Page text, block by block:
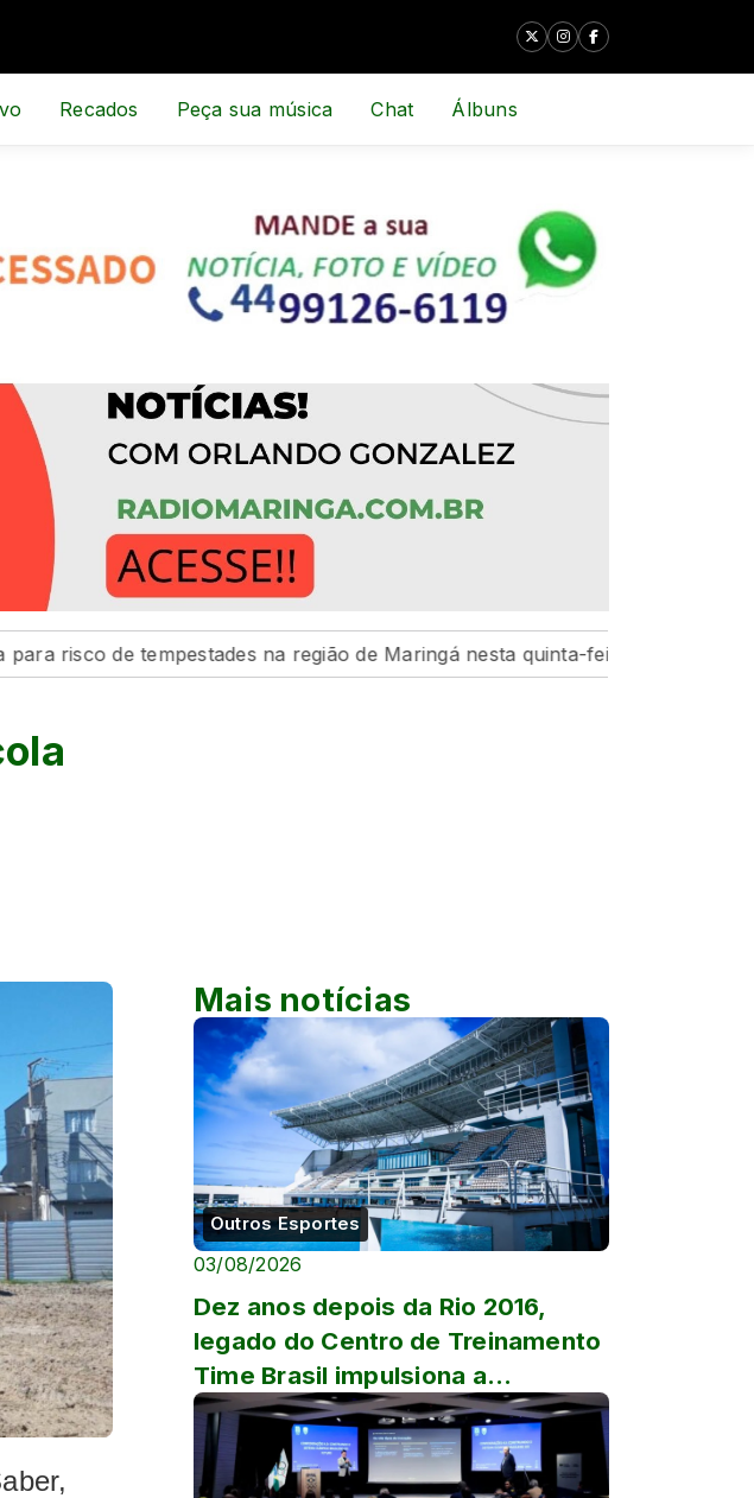
Recados Peça sua música Chat Álbuns
na região de Maringá nesta quinta-feira, 6 Hospital da Criança
Mais notícias
Outros Esportes
03/08/2026
Dez anos depois da Rio 2016,
legado do Centro de Treinamento
Time Brasil impulsiona a
preparação dos atletas
brasileiros